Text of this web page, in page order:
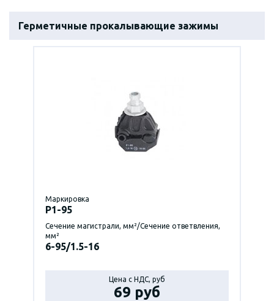
Герметичные прокалывающие зажимы
Маркировка
P1-95
Сечение магистрали, мм²/Сечение ответвления,
мм²
6-95/1.5-16
Цена с НДС, руб
69 руб